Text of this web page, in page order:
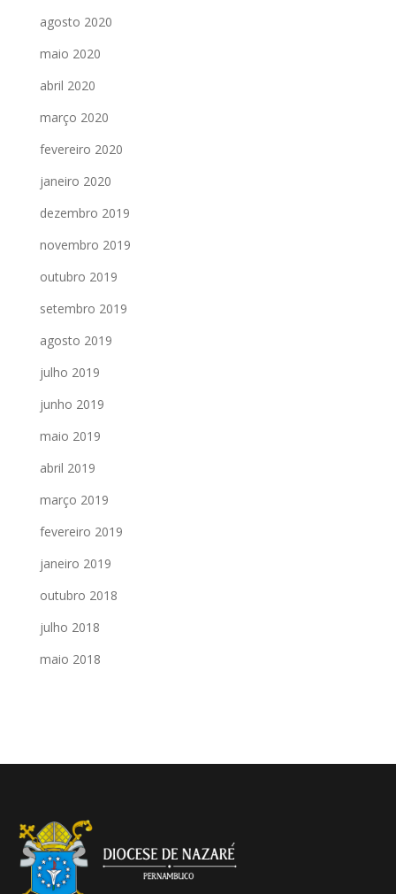
agosto 2020
maio 2020
abril 2020
março 2020
fevereiro 2020
janeiro 2020
dezembro 2019
novembro 2019
outubro 2019
setembro 2019
agosto 2019
julho 2019
junho 2019
maio 2019
abril 2019
março 2019
fevereiro 2019
janeiro 2019
outubro 2018
julho 2018
maio 2018